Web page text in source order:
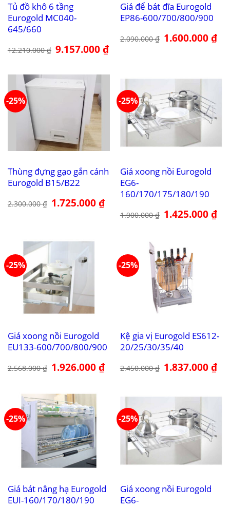
Tủ đồ khô 6 tầng
Eurogold MC040-
645/660
12.210.000₫ Giá
gốc
9.157.000₫Giá
hiện
9.157.000 ₫.
Giá để bát đĩa Eurogold
EP86-600/700/800/900
2.090.000₫ Giá
gốc
1.600.000₫Giá
-25%
Thùng đựng gạo gắn cánh
Eurogold B15/B22
2.300.000₫ Giá
gốc
1.725.000₫Giá
hiện
-25%
Giá xoong nồi Eurogold
EG6-
160/170/175/180/190
1.900.000₫ Giá
gốc
1.425.000₫Giá
-25%
Giá xoong nồi Eurogold
EU133-600/700/800/900
2.568.000₫ Giá
gốc
1.926.000₫Giá
hiện
-25%
Kệ gia vị Eurogold ES612-
20/25/30/35/40
2.450.000₫ Giá
gốc
1.837.000₫Giá
-25%
Giá bát nâng hạ Eurogold
EUI-160/170/180/190
-25%
Giá xoong nồi Eurogold
EG6-